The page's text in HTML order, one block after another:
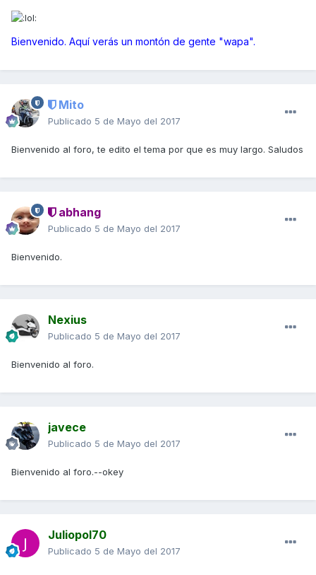
Bienvenido. Aquí verás un montón de gente "wapa".
Mito
Publicado 5 de Mayo del 2017
Bienvenido al foro, te edito el tema por que es muy largo. Saludos
abhang
Publicado 5 de Mayo del 2017
Bienvenido.
Nexius
Publicado 5 de Mayo del 2017
Bienvenido al foro.
javece
Publicado 5 de Mayo del 2017
Bienvenido al foro.--okey
Juliopol70
Publicado 5 de Mayo del 2017